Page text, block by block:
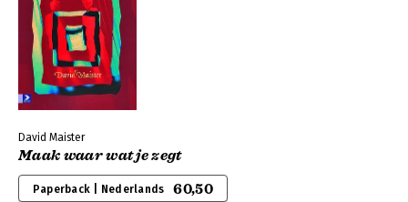
David Maister
Maak waar wat je zegt
Paperback | Nederlands 60,50